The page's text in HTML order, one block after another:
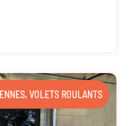
,VOLETS ROULANTS